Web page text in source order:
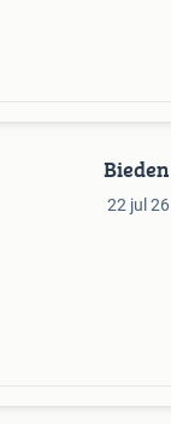
Bieden
22 jul 26